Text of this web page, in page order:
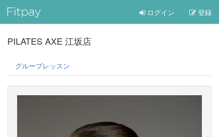
ログイン 登録
PILATES AXE 江坂店
グループレッスン